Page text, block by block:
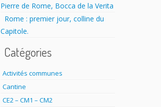
Pierre de Rome, Bocca de la Verita
Rome : premier jour, colline du
Capitole.
Catégories
Activités communes
Cantine
CE2 – CM1 – CM2